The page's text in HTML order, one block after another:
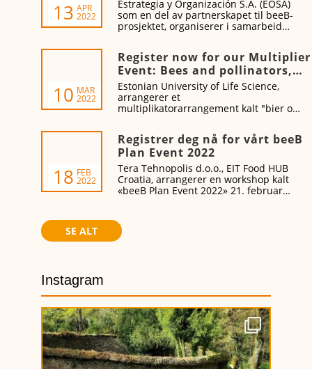
13 APR
2022
fra 19. til 21. april
Estrategia y Organización S.A. (EOSA)
som en del av partnerskapet til beeB-
prosjektet, organiserer i samarbeid
treningsarrangementet fra 19. til 21.
april 2022.
10 MAR
2022
Register now for our Multiplier
Event: Bees and pollinators,
better practices, better
environment, better health
Estonian University of Life Science,
arrangerer et
multiplikatorarrangement kalt "bier og
miljø, bedre helse" 18. mars kl. 9.30-
15.20 CET.
18 FEB
2022
Registrer deg nå for vårt beeB
Plan Event 2022
Tera Tehnopolis d.o.o., EIT Food HUB
Croatia, arrangerer en workshop kalt
«beeB Plan Event 2022» 21. februar
SE ALT
Instagram